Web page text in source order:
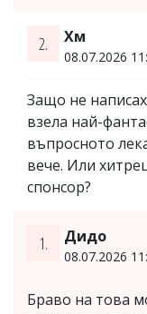
2. Хм
08.07.2026
Защо не
взела най-
въпросното
вече. Или
спонсор?
1. Дидо
08.07.2026
Браво на това